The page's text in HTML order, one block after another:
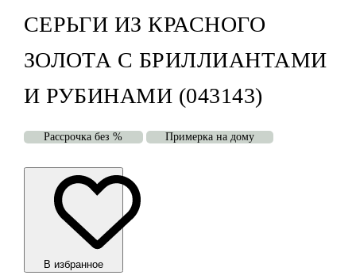
СЕРЬГИ ИЗ КРАСНОГО
ЗОЛОТА С БРИЛЛИАНТАМИ
И РУБИНАМИ (043143)
Рассрочка без % Примерка на дому
В избранноe